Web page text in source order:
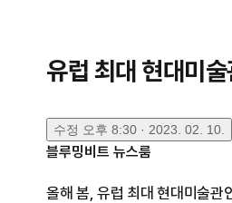
유럽 최대 현대미
수정 오후 8:30 · 2023. 02. 10.
블루밍비트 뉴스룸
올해 봄, 유럽 최대 현대미술